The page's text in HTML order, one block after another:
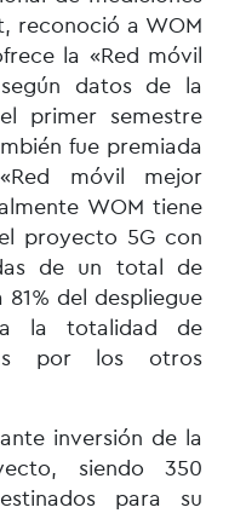
reconoció a WOM
la «Red móvil
datos de la
primer semestre
fue premiada
móvil mejor
WOM tiene
proyecto 5G con
de un total de
del despliegue
la totalidad de
por los otros
inversión de la
siendo 350
para su